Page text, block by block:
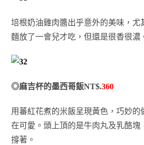
培根奶油雞肉醬出乎意外的美味，尤
麵放了一會兒才吃，但還是很香很濃
◎麻吉杯的墨西哥飯NT$.360
用蕃紅花煮的米飯呈現黃色，巧妙的
在可愛。頭上頂的是牛肉丸及乳酪塊
撐著。